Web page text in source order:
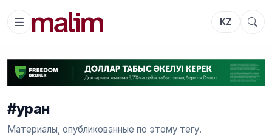
KZ
#уран
Материалы, опубликованные по этому тегу.